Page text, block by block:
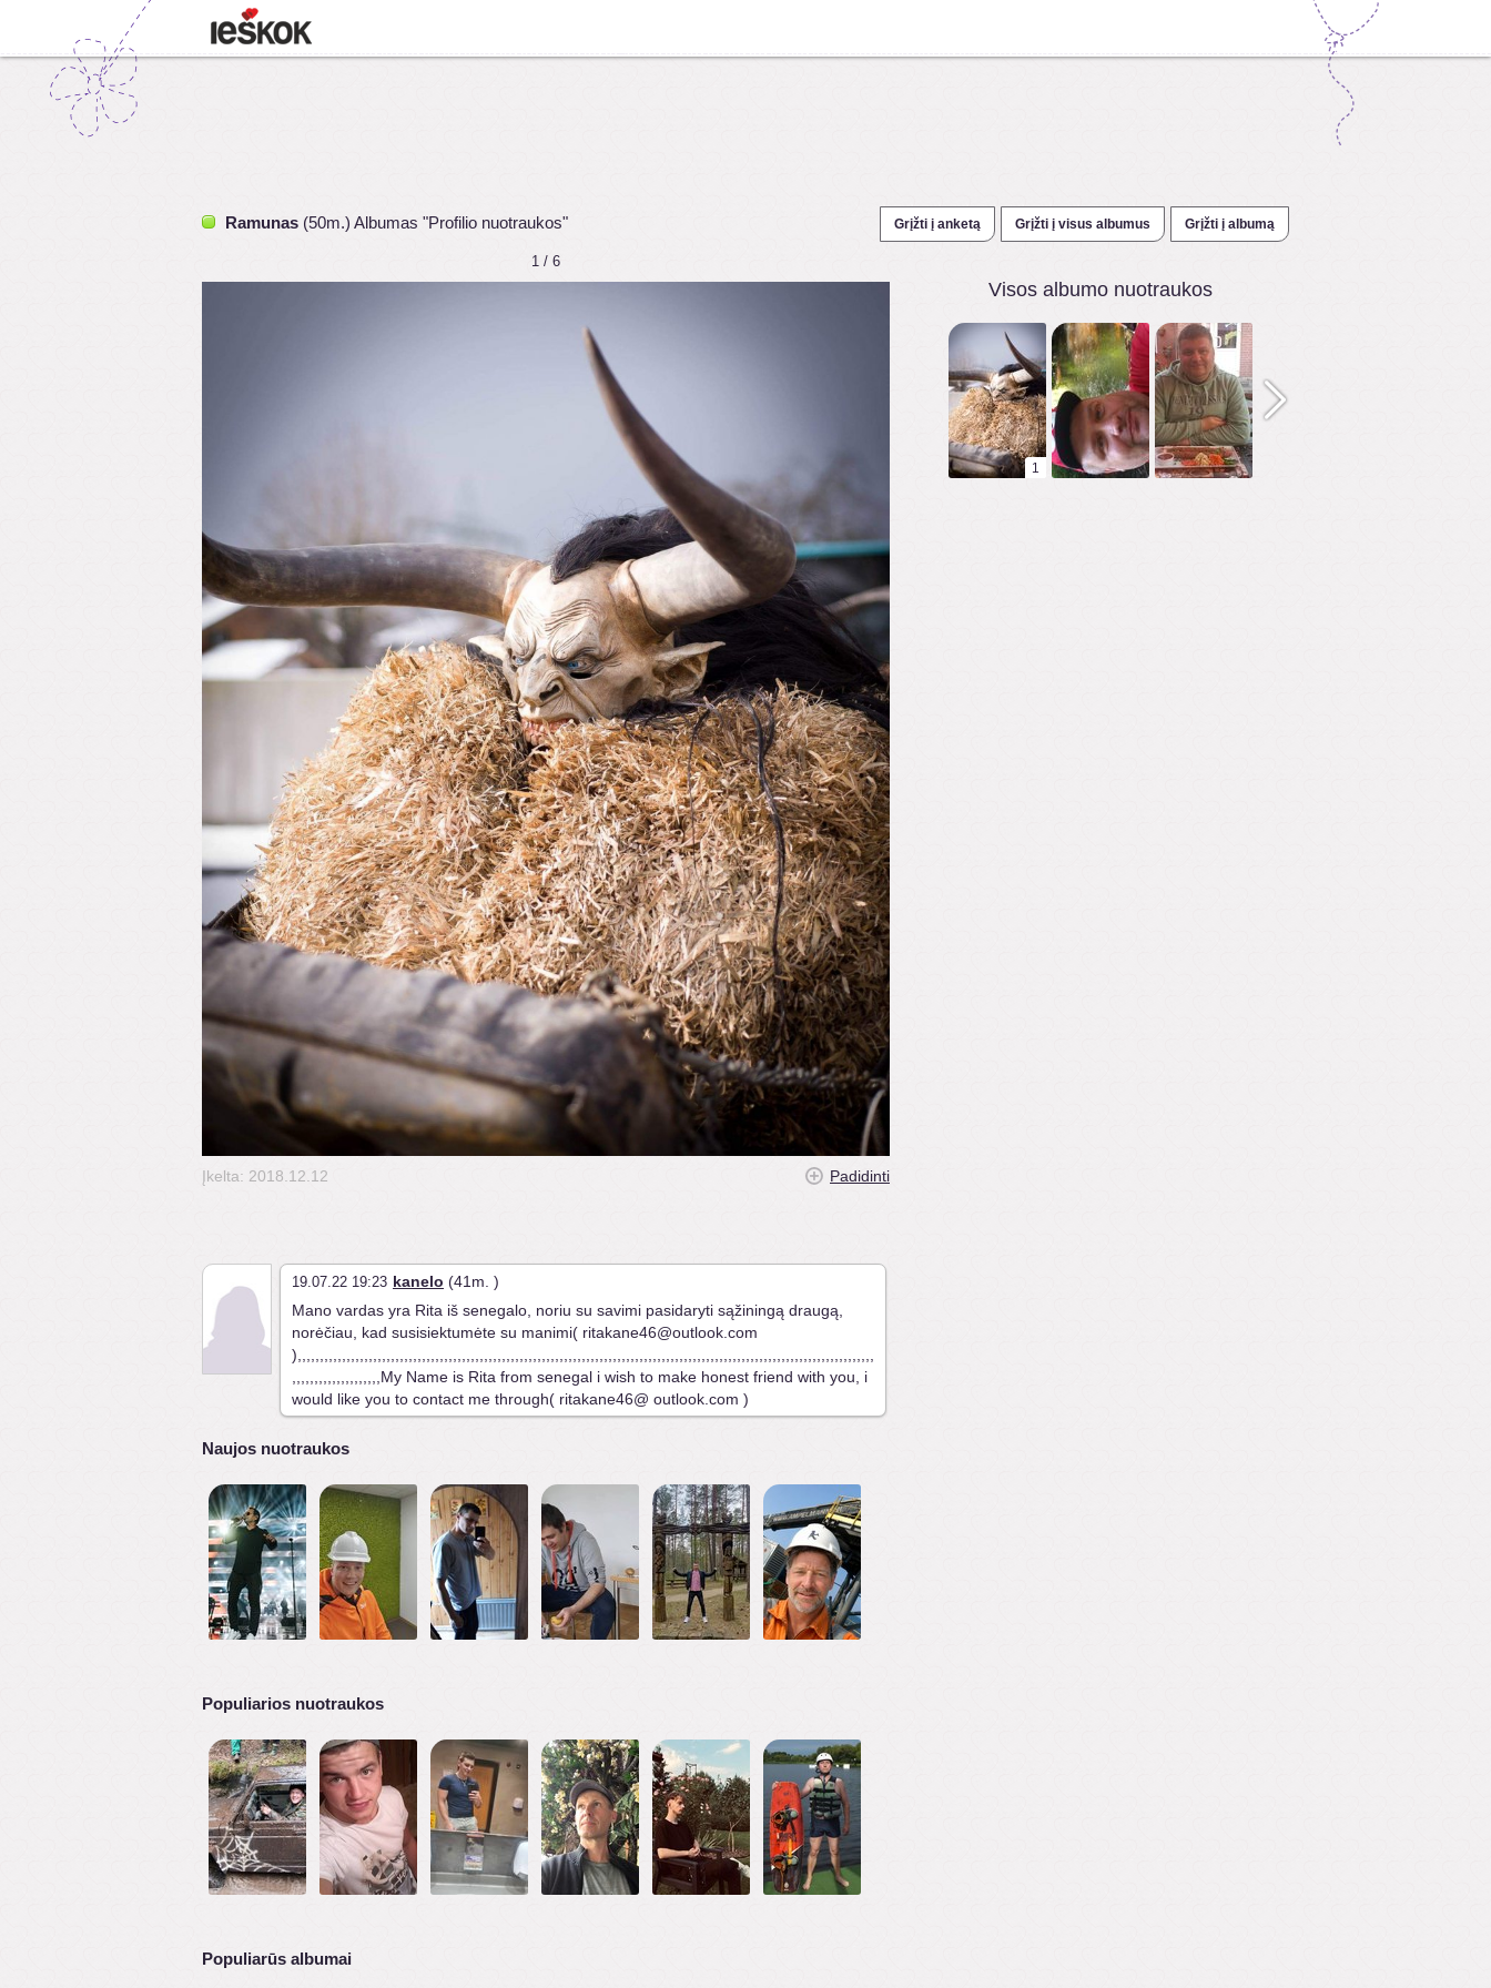
Ramunas (50m.) Albumas "Profilio nuotraukos" Grįžti į anketą Grįžti į visus albumus Grįžti į albumą
1 / 6
Įkelta: 2018.12.12 Padidinti
19.07.22 19:23 kanelo (41m. )
Mano vardas yra Rita iš senegalo, noriu su savimi pasidaryti sąžiningą draugą,
norėčiau, kad susisiektumėte su manimi( ritakane46@outlook.com
),,,,,,,,,,,,,,,,,,,,,,,,,,,,,,,,,,,,,,,,,,,,,,,,,,,,,,,,,,,,,,,,,,,,,,,,,,,,,,,,,,,,,,,,,,,,,,,,,,,,,,,,,,,,,,,,,,,,,,,,,,,,,,,,,,
,,,,,,,,,,,,,,,,,,,,My Name is Rita from senegal i wish to make honest friend with you, i
would like you to contact me through( ritakane46@ outlook.com )
Naujos nuotraukos
Populiarios nuotraukos
Populiarūs albumai
Visos albumo nuotraukos
1